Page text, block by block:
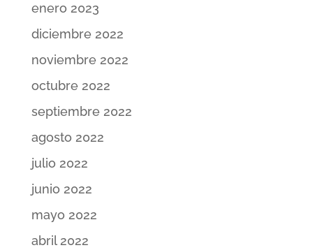
enero 2023
diciembre 2022
noviembre 2022
octubre 2022
septiembre 2022
agosto 2022
julio 2022
junio 2022
mayo 2022
abril 2022